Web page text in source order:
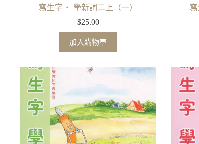
寫生字‧ 學新詞二上（一）
$25.00
加入購物車